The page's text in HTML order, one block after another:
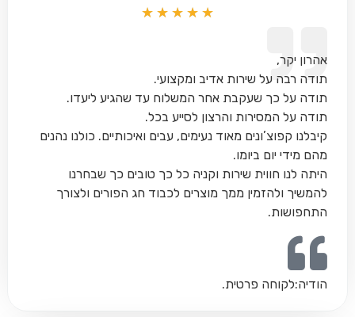
★
★
★
★
★
אהרון יקר,
תודה רבה על שירות אדיב ומקצועי.
תודה על כך שעקבת אחר המשלוח עד שהגיע ליעדו.
תודה על המסירות והרצון לסייע בכל.
קיבלנו קפוצ’ונים מאוד נעימים, עבים ואיכותיים. כולנו נהנים
מהם מידי יום ביומו.
היתה לנו חווית שירות וקניה כל כך טובים כך שבחרנו
להמשיך ולהזמין ממך מוצרים לכבוד חג הפורים ולצורך
התחפושות.
הודיה:לקוחה פרטית.